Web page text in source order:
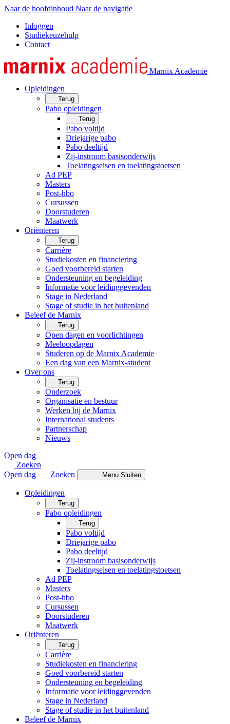
Naar de hoofdinhoud Naar de navigatie
Inloggen
Studiekeuzehulp
Contact
Marnix Academie
Opleidingen
Terug
Pabo opleidingen
Terug
Pabo voltijd
Driejarige pabo
Pabo deeltijd
Zij-instroom basisonderwijs
Toelatingseisen en toelatingstoetsen
Ad PEP
Masters
Post-hbo
Cursussen
Doorstuderen
Maatwerk
Oriënteren
Terug
Carrière
Studiekosten en financiering
Goed voorbereid starten
Ondersteuning en begeleiding
Informatie voor leidinggevenden
Stage in Nederland
Stage of studie in het buitenland
Beleef de Marnix
Terug
Open dagen en voorlichtingen
Meeloopdagen
Studeren op de Marnix Academie
Een dag van een Marnix-student
Over ons
Terug
Onderzoek
Organisatie en bestuur
Werken bij de Marnix
International students
Partnerschap
Nieuws
Open dag
Zoeken
Open dag
Zoeken Menu Sluiten
Opleidingen
Terug
Pabo opleidingen
Terug
Pabo voltijd
Driejarige pabo
Pabo deeltijd
Zij-instroom basisonderwijs
Toelatingseisen en toelatingstoetsen
Ad PEP
Masters
Post-hbo
Cursussen
Doorstuderen
Maatwerk
Oriënteren
Terug
Carrière
Studiekosten en financiering
Goed voorbereid starten
Ondersteuning en begeleiding
Informatie voor leidinggevenden
Stage in Nederland
Stage of studie in het buitenland
Beleef de Marnix